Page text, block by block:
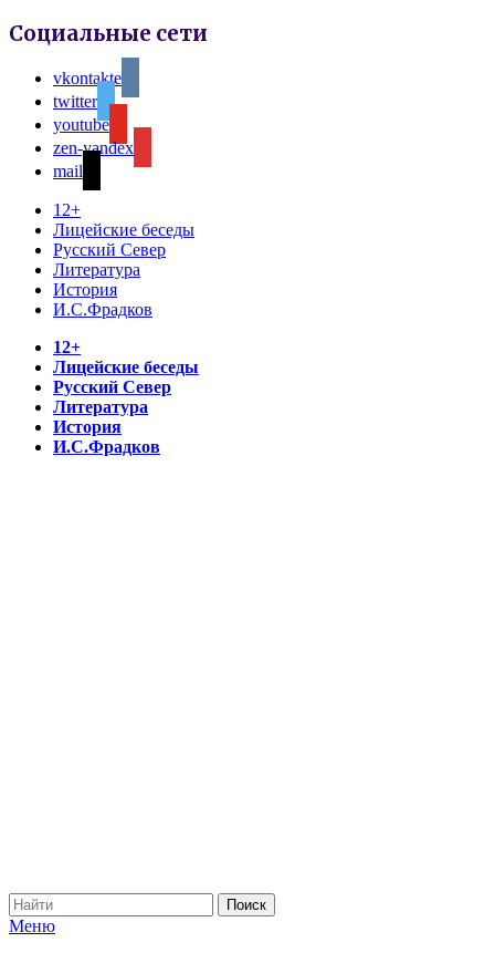
Социальные сети
vkontakte
twitter
youtube
zen-yandex
mail
12+
Лицейские беседы
Русский Север
Литература
История
И.С.Фрадков
12+
Лицейские беседы
Русский Север
Литература
История
И.С.Фрадков
Меню